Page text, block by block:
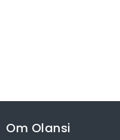
Om Olansi